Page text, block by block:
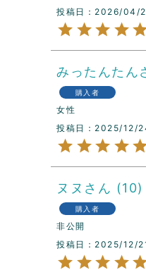
投稿日
2026/04/
みったんたん
購入者
女性
投稿日
2025/12/
ヌヌ 10
購入者
非公開
投稿日
2025/12/